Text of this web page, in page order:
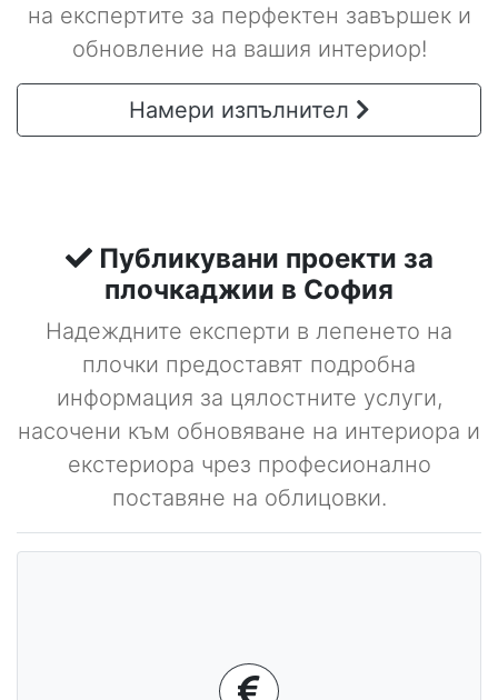
на експертите за перфектен завършек и
обновление на вашия интериор!
Намери изпълнител
Публикувани проекти за
плочкаджии в София
Надеждните експерти в лепенето на
плочки предоставят подробна
информация за цялостните услуги,
насочени към обновяване на интериора и
екстериора чрез професионално
поставяне на облицовки.